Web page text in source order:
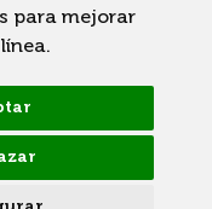
para mejorar